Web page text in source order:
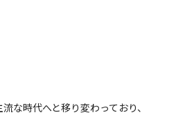
な時代へと移り変わっており、